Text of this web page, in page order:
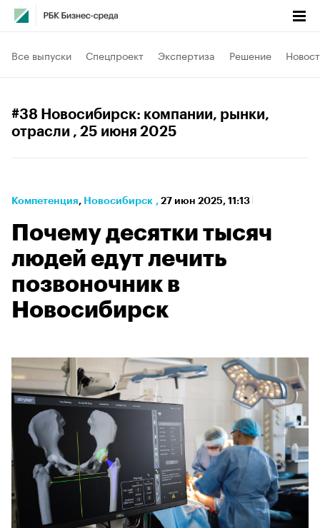
Все выпуски Спецпроект Экспертиза Решение
#38 Новосибирск: компании, рынки,
отрасли , 25 июня 2025
Компетенция⁠, Новосибирск , 27 июн 2025, 11:13
Почему десятки тысяч
людей едут лечить
позвоночник в
Новосибирск